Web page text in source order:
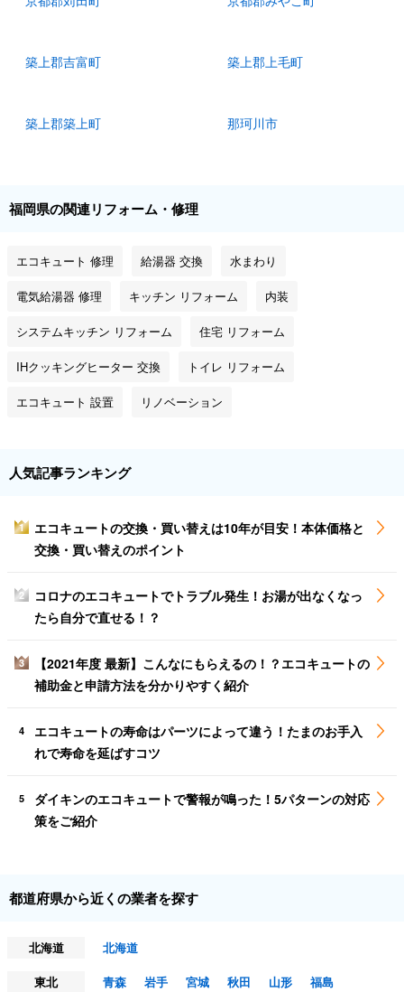
築上郡吉富町 築上郡上毛町
築上郡築上町 那珂川市
福岡県の関連リフォーム・修理
エコキュート 修理 給湯器 交換 水まわり
電気給湯器 修理 キッチン リフォーム 内装
システムキッチン リフォーム 住宅 リフォーム
IHクッキングヒーター 交換 トイレ リフォーム
エコキュート 設置 リノベーション
人気記事ランキング
1
エコキュートの交換・買い替えは10年が目安！本体価格と
交換・買い替えのポイント
2
コロナのエコキュートでトラブル発生！お湯が出なくなっ
たら自分で直せる！？
3
【2021年度 最新】こんなにもらえるの！？エコキュートの
補助金と申請方法を分かりやすく紹介
4
エコキュートの寿命はパーツによって違う！たまのお手入
れで寿命を延ばすコツ
5
ダイキンのエコキュートで警報が鳴った！5パターンの対応
策をご紹介
都道府県から近くの業者を探す
北海道
北海道
東北
青森 岩手 宮城 秋田 山形
福島